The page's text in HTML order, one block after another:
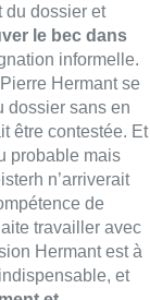
et
s’en sortir sera
Hermant, ou
matin :
coups de feu en
de police, les
souvenir. On en
un enjeu
notre stratégie
de la réponse
de l’opposition